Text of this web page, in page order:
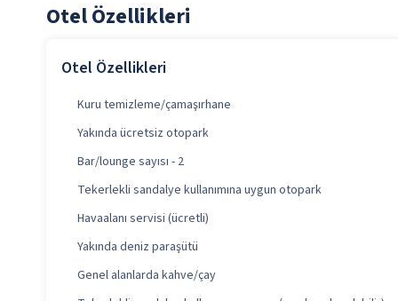
Otel Özellikleri
Otel Özellikleri
Kuru temizleme/çamaşırhane
Yakında ücretsiz otopark
Bar/lounge sayısı - 2
Tekerlekli sandalye kullanımına uygun otopark
Havaalanı servisi (ücretli)
Yakında deniz paraşütü
Genel alanlarda kahve/çay